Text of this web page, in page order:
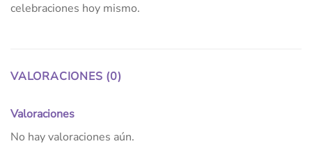
celebraciones hoy mismo.
VALORACIONES (0)
Valoraciones
No hay valoraciones aún.